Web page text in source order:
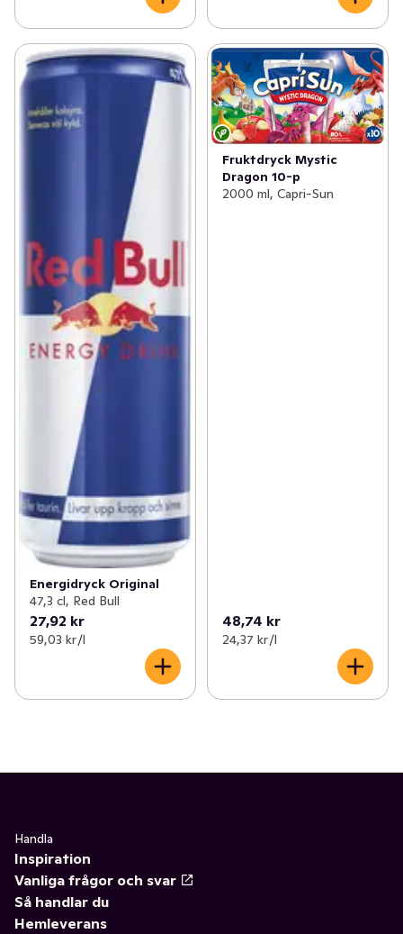
Energidryck Original
47,3 cl, Red Bull
27,92 kr
59,03 kr /l
Fruktdryck Mystic
Dragon 10-p
2000 ml, Capri-Sun
48,74 kr
24,37 kr /l
Handla
Inspiration
Vanliga frågor och svar
Så handlar du
Hemleverans